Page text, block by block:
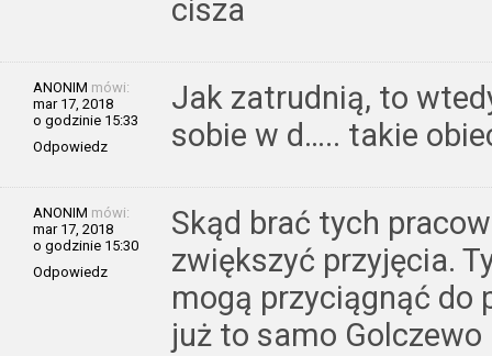
cisza
ANONIM mówi:
mar 17, 2018
o godzinie 15:33
Odpowiedz
Jak zatrudnią, to
sobie w d….. takie
ANONIM mówi:
mar 17, 2018
o godzinie 15:30
Odpowiedz
Skąd brać tych
zwiększyć przyjęcia.
mogą przyciągnąć do
już to samo Golczewo